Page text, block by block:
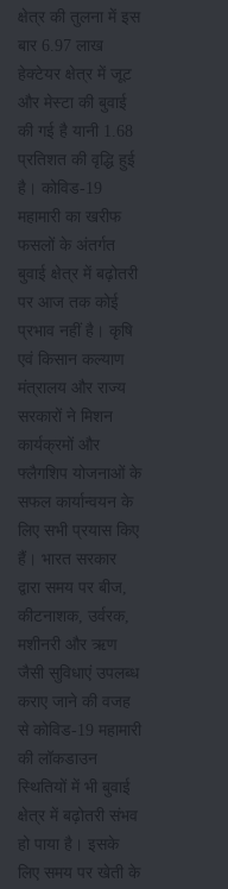
क्षेत्र की तुलना में इस
बार 6.97 लाख
हेक्टेयर क्षेत्र में जूट
और मेस्टा की बुवाई
की गई है यानी 1.68
प्रतिशत की वृद्धि हुई
है। कोविड-19
महामारी का खरीफ
फसलों के अंतर्गत
बुवाई क्षेत्र में बढ़ोतरी
पर आज तक कोई
प्रभाव नहीं है। कृषि
एवं किसान कल्याण
मंत्रालय और राज्य
सरकारों ने मिशन
कार्यक्रमों और
फ्लैगशिप योजनाओं के
सफल कार्यान्वयन के
लिए सभी प्रयास किए
हैं। भारत सरकार
द्वारा समय पर बीज,
कीटनाशक, उर्वरक,
मशीनरी और ऋण
जैसी सुविधाएं उपलब्ध
कराए जाने की वजह
से कोविड-19 महामारी
की लॉकडाउन
स्थितियों में भी बुवाई
क्षेत्र में बढ़ोतरी संभव
हो पाया है। इसके
लिए समय पर खेती के